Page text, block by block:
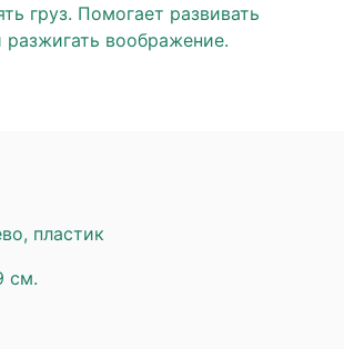
груз. Помогает развивать
разжигать воображение.
пластик
см.